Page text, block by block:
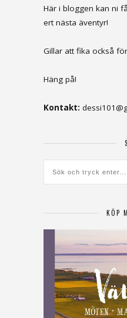
Här i bloggen kan ni
ert nästa äventyr!
Gillar att fika också
Häng på!
Kontakt:
KÖP